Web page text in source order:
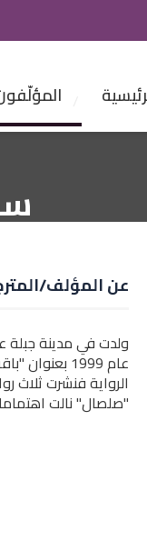
عن المؤلف/
"صلصال" نالت اهتماما اعلاميا وأعيد طبعها 4